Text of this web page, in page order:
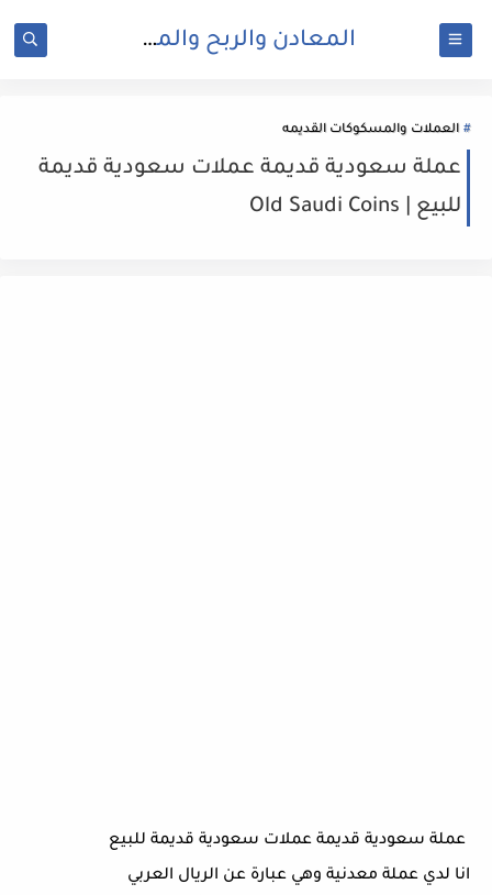
المعادن والربح والمال
العملات والمسكوكات القديمه
عملة سعودية قديمة عملات سعودية قديمة
للبيع | Old Saudi Coins
عملة سعودية قديمة عملات سعودية قديمة للبيع
انا لدي عملة معدنية وهي عبارة عن الريال العربي